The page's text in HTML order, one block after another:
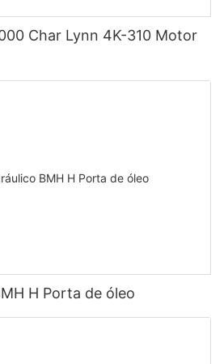
Char Lynn 4K-310 Motor
H Porta de óleo